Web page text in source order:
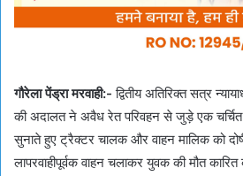
गौरेला पेंड्रा मरवाही:-द्वितीय अतिरिक्त सत्र
की अदालत ने अवैध रेत परिवहन से जुड़े एक चर्चित
सुनाते हुए ट्रैक्टर चालक और वाहन मालिक को
लापरवाहीपूर्वक वाहन चलाकर युवक की मौत